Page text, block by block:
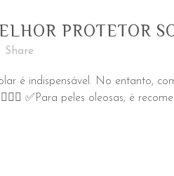
PROTETOR
Share
é indispensável. No entanto,
✅Para peles oleosas, é